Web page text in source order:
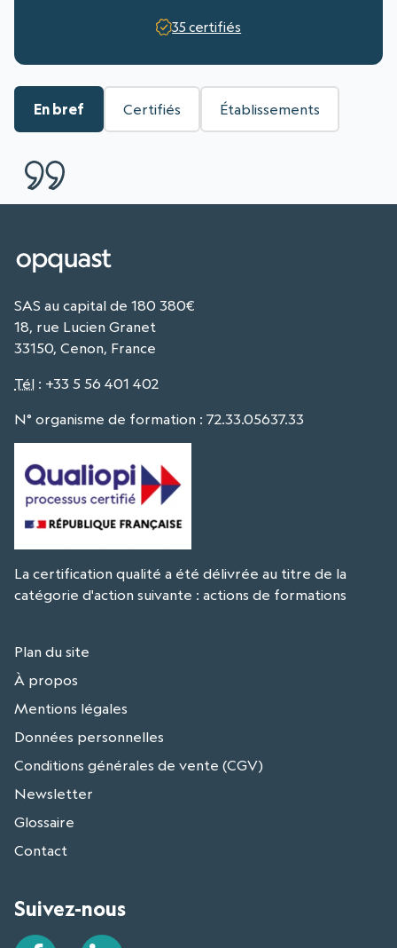
35 certifiés
En bref Certifiés Établissements
SAS au capital de 180 380€
18, rue Lucien Granet
33150, Cenon, France
Tél : +33 5 56 401 402
N° organisme de formation : 72.33.05637.33
La certification qualité a été délivrée au titre de la
catégorie d'action suivante : actions de formations
Plan du site
À propos
Mentions légales
Données personnelles
Conditions générales de vente (CGV)
Newsletter
Glossaire
Contact
Suivez-nous